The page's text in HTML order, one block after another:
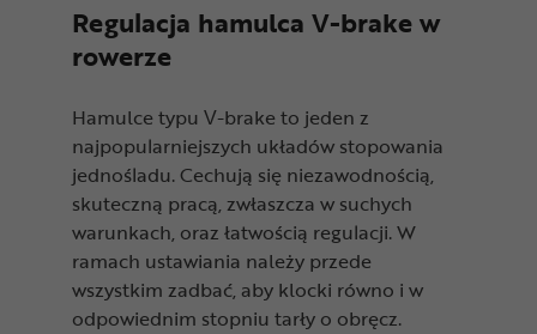
Regulacja hamulca V-brake w
rowerze
Hamulce typu V-brake to jeden z
najpopularniejszych układów stopowania
jednośladu. Cechują się niezawodnością,
skuteczną pracą, zwłaszcza w suchych
warunkach, oraz łatwością regulacji. W
ramach ustawiania należy przede
wszystkim zadbać, aby klocki równo i w
odpowiednim stopniu tarły o obręcz.